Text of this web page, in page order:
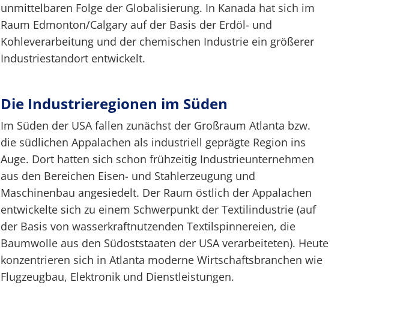
unmittelbaren Folge der Globalisierung. In Kanada hat sich im
Raum Edmonton/Calgary auf der Basis der Erdöl- und
Kohleverarbeitung und der chemischen Industrie ein größerer
Industriestandort entwickelt.
Die Industrieregionen im Süden
Im Süden der USA fallen zunächst der Großraum Atlanta bzw.
die südlichen Appalachen als industriell geprägte Region ins
Auge. Dort hatten sich schon frühzeitig Industrieunternehmen
aus den Bereichen Eisen- und Stahlerzeugung und
Maschinenbau angesiedelt. Der Raum östlich der Appalachen
entwickelte sich zu einem Schwerpunkt der Textilindustrie (auf
der Basis von wasserkraftnutzenden Textilspinnereien, die
Baumwolle aus den Südoststaaten der USA verarbeiteten). Heute
konzentrieren sich in Atlanta moderne Wirtschaftsbranchen wie
Flugzeugbau, Elektronik und Dienstleistungen.